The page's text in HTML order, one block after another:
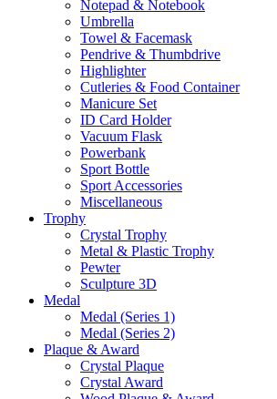
Notepad & Notebook
Umbrella
Towel & Facemask
Pendrive & Thumbdrive
Highlighter
Cutleries & Food Container
Manicure Set
ID Card Holder
Vacuum Flask
Powerbank
Sport Bottle
Sport Accessories
Miscellaneous
Trophy
Crystal Trophy
Metal & Plastic Trophy
Pewter
Sculpture 3D
Medal
Medal (Series 1)
Medal (Series 2)
Plaque & Award
Crystal Plaque
Crystal Award